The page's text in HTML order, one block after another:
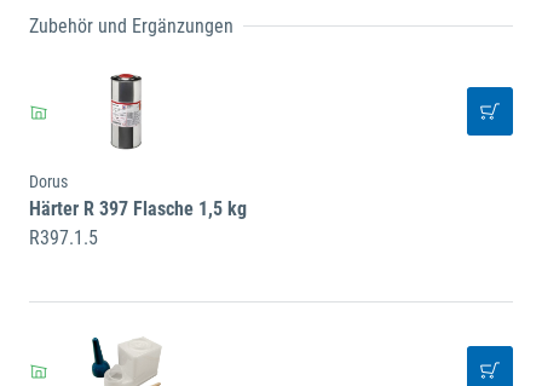
Zubehör und Ergänzungen
Dorus
Härter R 397 Flasche 1,5 kg
R397.1.5